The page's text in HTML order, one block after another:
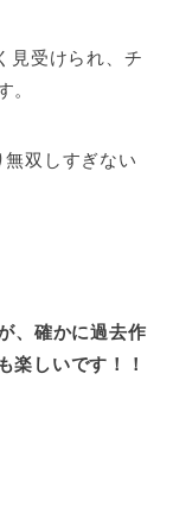
見受けられ、チ
。
双しすぎない
、確かに過去作
楽しいです！！